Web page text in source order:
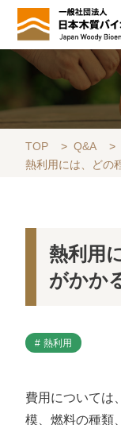
HOME
TOPICS
協会について
木質バイオマスの基礎
協会の活動
ライブラリ
データベース
Q&A
リンク集
お問い合わせ
会員専用
採用情報
TOP > Q&A
>
熱利用には、どの
熱利用
がかか
熱利用
費用については
模、燃料の種類